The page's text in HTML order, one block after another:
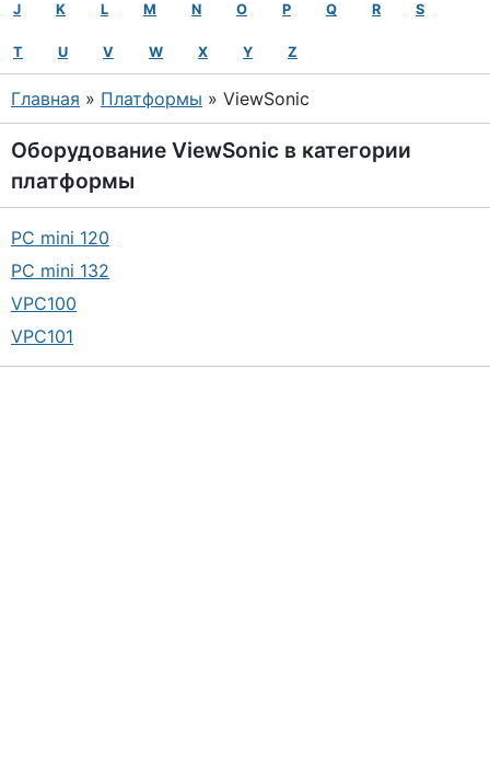
J K L M N O P Q R S
T U V W X Y Z
Главная » Платформы » ViewSonic
Оборудование ViewSonic в категории
платформы
PC mini 120
PC mini 132
VPC100
VPC101